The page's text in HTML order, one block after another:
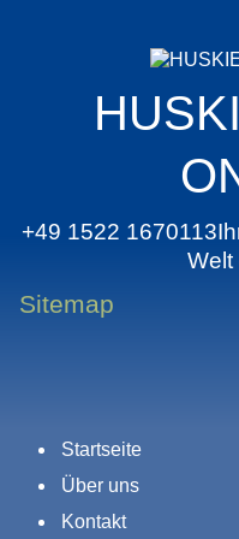
+49 1522
Welt
Sitemap
Startseite
Über uns
Kontakt